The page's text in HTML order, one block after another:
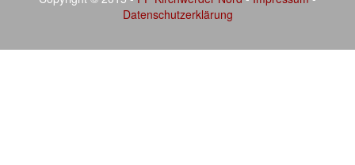
Datenschutzerklärung